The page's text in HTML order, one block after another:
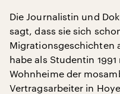
Die Journalistin und
sagt, dass sie sich
Migrationsgeschichten
habe als Studentin
Wohnheime der
Vertragsarbeiter in